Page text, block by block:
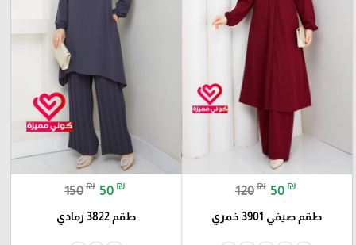
120₪ 50 ₪
طقم صيفي 3901 خمري
150₪ 50 ₪
طقم 3822 رمادي